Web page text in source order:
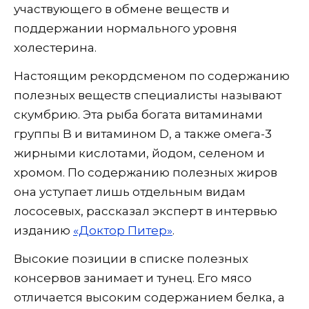
участвующего в обмене веществ и
поддержании нормального уровня
холестерина.
Настоящим рекордсменом по содержанию
полезных веществ специалисты называют
скумбрию. Эта рыба богата витаминами
группы B и витамином D, а также омега-3
жирными кислотами, йодом, селеном и
хромом. По содержанию полезных жиров
она уступает лишь отдельным видам
лососевых, рассказал эксперт в интервью
изданию «Доктор Питер».
Высокие позиции в списке полезных
консервов занимает и тунец. Его мясо
отличается высоким содержанием белка, а